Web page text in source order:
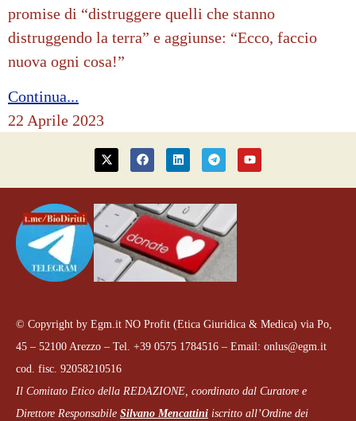
promise di “distruggere quelli che stanno
distruggendo la terra” e aggiunse: “Ecco, faccio
nuova ogni cosa!”
Continua...
22 Aprile 2023
© Copyright by Egm.it NO Profit (Etica Giuridica & Medica) via Po,
45 – 52100 Arezzo – Tel. +39 0575 1784516 – Email: onlus@egm.it
cod. fisc. 92058210516
Il Comitato Etico della REDAZIONE, coordinato dal Curatore e
Direttore Responsabile Silvano Mencattini iscritto all’Ordine dei